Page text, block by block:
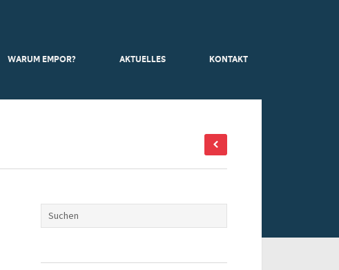
WARUM EMPOR? AKTUELLES KONTAKT